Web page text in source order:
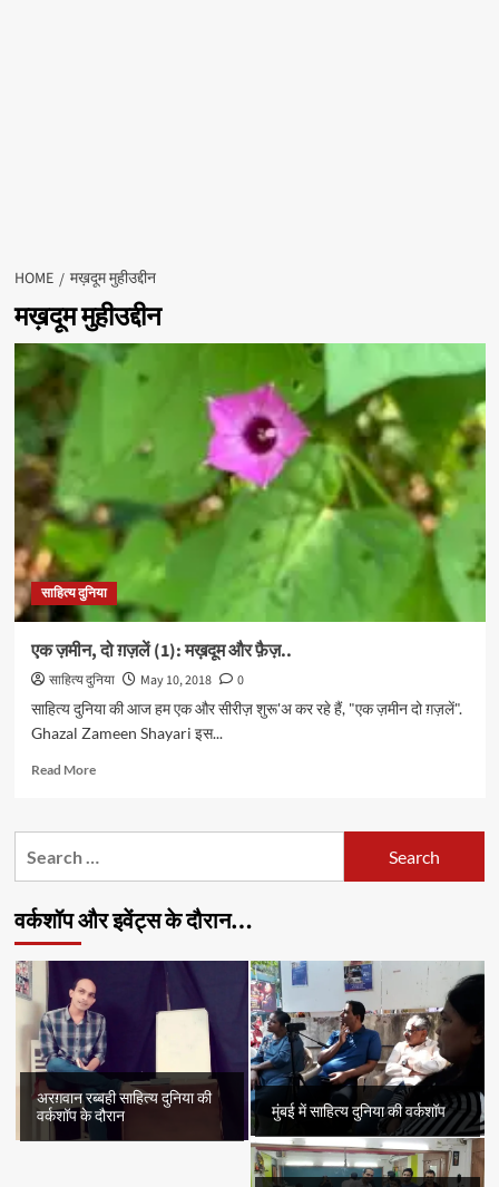
HOME मख़दूम मुहीउद्दीन
मख़दूम मुहीउद्दीन
साहित्य दुनिया
एक ज़मीन, दो ग़ज़लें (1): मख़दूम और फ़ैज़..
साहित्य दुनिया May 10, 2018
0
साहित्य दुनिया की आज हम एक और सीरीज़ शुरू'अ कर रहे हैं, "एक ज़मीन दो ग़ज़लें".
Ghazal Zameen Shayari इस...
Read MoreRead
एक
(1):
मख़दूम
और
वर्कशॉप और इवेंट्स के दौरान…
अरग़वान रब्बही साहित्य दुनिया की
वर्कशॉप के दौरान
मुंबई में साहित्य दुनिया की वर्कशॉप